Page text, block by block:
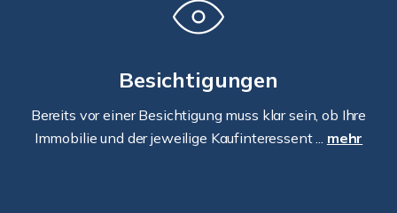
Besichtigungen
Bereits vor einer Besichtigung muss klar sein, ob Ihre
Immobilie und der jeweilige Kaufinteressent ... mehr